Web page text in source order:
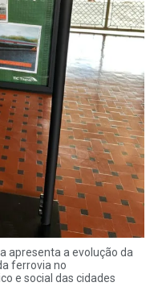
apresenta a evolução da
ferrovia no
e social das cidades